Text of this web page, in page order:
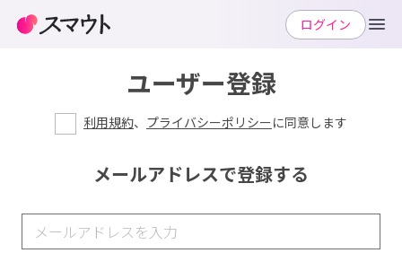
ユーザー登録
利用規約、 プライバシーポリシーに同意します
メールアドレスで登録する
ログイン